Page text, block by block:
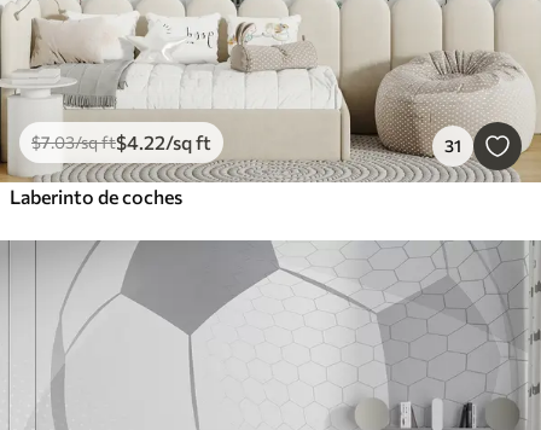
$7.03/sq ft$4.22/sq ft 31
Laberinto de coches